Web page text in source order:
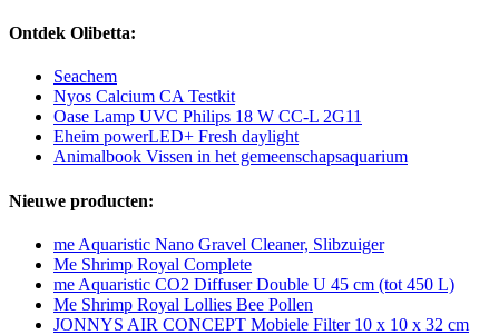
Ontdek Olibetta:
Seachem
Nyos Calcium CA Testkit
Oase Lamp UVC Philips 18 W CC-L 2G11
Eheim powerLED+ Fresh daylight
Animalbook Vissen in het gemeenschapsaquarium
Nieuwe producten:
me Aquaristic Nano Gravel Cleaner, Slibzuiger
Me Shrimp Royal Complete
me Aquaristic CO2 Diffuser Double U 45 cm (tot 450 L)
Me Shrimp Royal Lollies Bee Pollen
JONNYS AIR CONCEPT Mobiele Filter 10 x 10 x 32 cm